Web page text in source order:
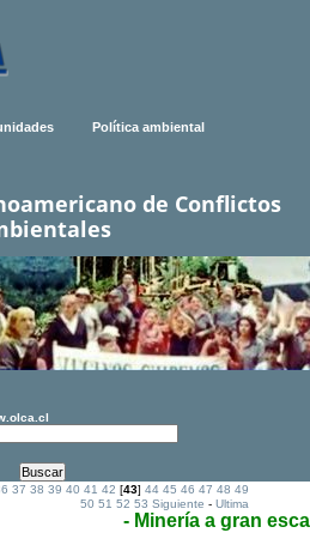
Política ambiental
de Conflictos
37 38 39 40 41 42 [43]44 45 46 47 48 49
50 51 52 53 Siguiente -Ultima
- Minería a gran